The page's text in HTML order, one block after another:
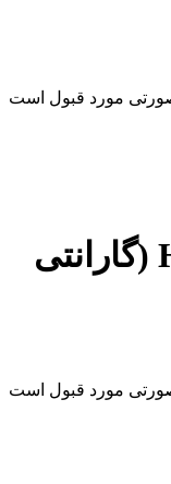
مورد قبول است
HFW1439TL2P-LED (گارانتی
مورد قبول است